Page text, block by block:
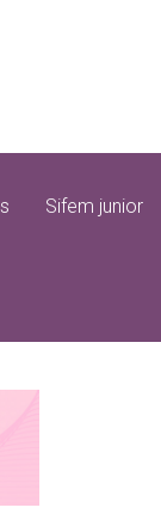
Sifem junior